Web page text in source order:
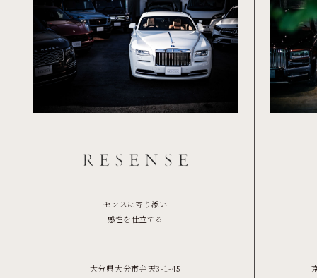
センスに寄り添い
感性を仕立てる
大分県大分市弁天3-1-45